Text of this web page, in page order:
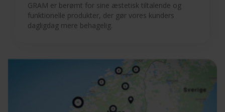
GRAM er berømt for sine æstetisk tiltalende og
funktionelle produkter, der gør vores kunders
dagligdag mere behagelig.